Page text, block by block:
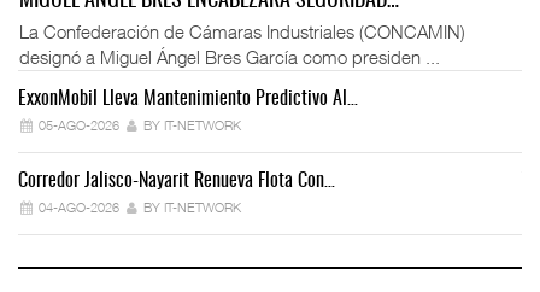
La Confederación de Cámaras Industriales (CONCAMIN)
designó a Miguel Ángel Bres García como presiden ...
ExxonMobil Lleva Mantenimiento Predictivo Al…
05-AGO-2026 BY IT-NETWORK
Corredor Jalisco-Nayarit Renueva Flota Con…
04-AGO-2026 BY IT-NETWORK